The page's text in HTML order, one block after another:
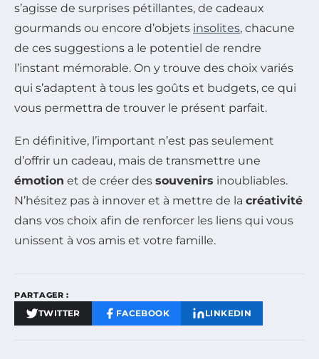
s’agisse de surprises pétillantes, de cadeaux
gourmands ou encore d’objets insolites, chacune
de ces suggestions a le potentiel de rendre
l’instant mémorable. On y trouve des choix variés
qui s’adaptent à tous les goûts et budgets, ce qui
vous permettra de trouver le présent parfait.
En définitive, l’important n’est pas seulement
d’offrir un cadeau, mais de transmettre une
émotion et de créer des souvenirs inoubliables.
N’hésitez pas à innover et à mettre de la créativité
dans vos choix afin de renforcer les liens qui vous
unissent à vos amis et votre famille.
PARTAGER :
TWITTER FACEBOOK LINKEDIN